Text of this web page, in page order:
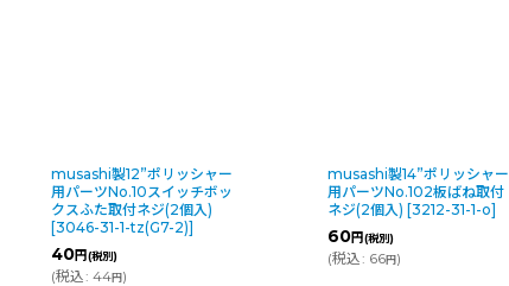
musashi製12”ポリッシャー
用パーツNo.10スイッチボッ
クスふた取付ネジ(2個入)
[3046-31-1-tz(G7-2)]
40円(税別)
(税込: 44円)
musashi製14”ポリッシャー
用パーツNo.102板ばね取付
ネジ(2個入) [3212-31-1-o]
60円(税別)
(税込: 66円)